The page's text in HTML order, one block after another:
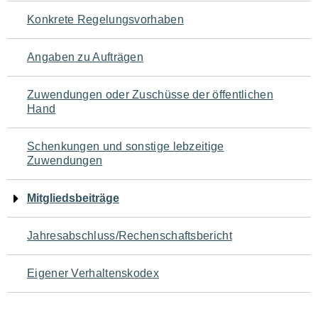
Seiteninhalt
Konkrete Regelungsvorhaben
Angaben zu Aufträgen
Zuwendungen oder Zuschüsse der öffentlichen
Hand
Schenkungen und sonstige lebzeitige
Zuwendungen
Mitgliedsbeiträge
Jahresabschluss/Rechenschaftsbericht
Eigener Verhaltenskodex